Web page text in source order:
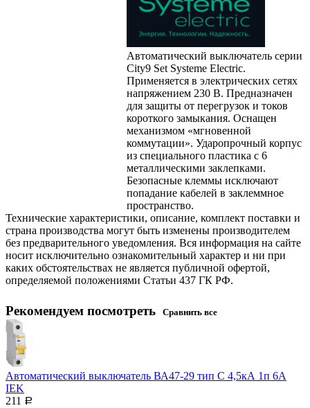
Автоматический выключатель серии
City9 Set Systeme Electric.
Применяется в электрических сетях
напряжением 230 В. Предназначен
для защиты от перегрузок и токов
короткого замыкания. Оснащен
механизмом «мгновенной
коммутации». Ударопрочный корпус
из специального пластика с 6
металлическими заклепками.
Безопасные клеммы исключают
попадание кабелей в заклеммное
пространство.
Технические характеристики, описание, комплект поставки и
страна производства могут быть изменены производителем
без предварительного уведомления. Вся информация на сайте
носит исключительно ознакомительный характер и ни при
каких обстоятельствах не является публичной офертой,
определяемой положениями Статьи 437 ГК РФ.
Рекомендуем посмотреть Сравнить все
Автоматический выключатель ВА47-29 тип С 4,5кА 1п 6А
IEK
211
Р